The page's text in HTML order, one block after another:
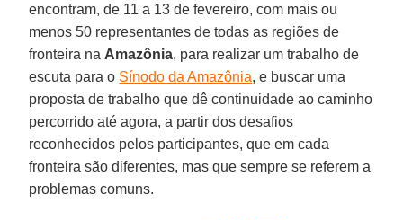
encontram, de 11 a 13 de fevereiro, com mais ou
menos 50 representantes de todas as regiões de
fronteira na Amazônia, para realizar um trabalho de
escuta para o Sínodo da Amazônia, e buscar uma
proposta de trabalho que dê continuidade ao caminho
percorrido até agora, a partir dos desafios
reconhecidos pelos participantes, que em cada
fronteira são diferentes, mas que sempre se referem a
problemas comuns.